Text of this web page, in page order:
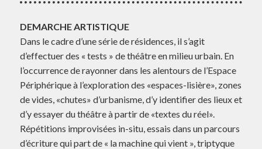
DEMARCHE ARTISTIQUE
Dans le cadre d’une série de résidences, il s’agit
d’effectuer des « tests » de théâtre en milieu urbain. En
l’occurrence de rayonner dans les alentours de l’Espace
Périphérique à l’exploration des «espaces-lisière», zones
de vides, «chutes» d’urbanisme, d’y identifier des lieux et
d’y essayer du théâtre à partir de «textes du réel».
Répétitions improvisées in-situ, essais dans un parcours
d’écriture qui part de « la machine qui vient », triptyque